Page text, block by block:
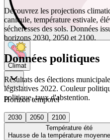
Climat
Horizon temporel
2030 2050
2100
Température été
Hausse de la température
Découvrez les projections
canicule, température estivale,
sécheresses des sols. Données
horizons 2030, 2050 et 2100.
Données politiques
Résultats des élections
législatives 2022. Couleur
politique, taux d'abstention.